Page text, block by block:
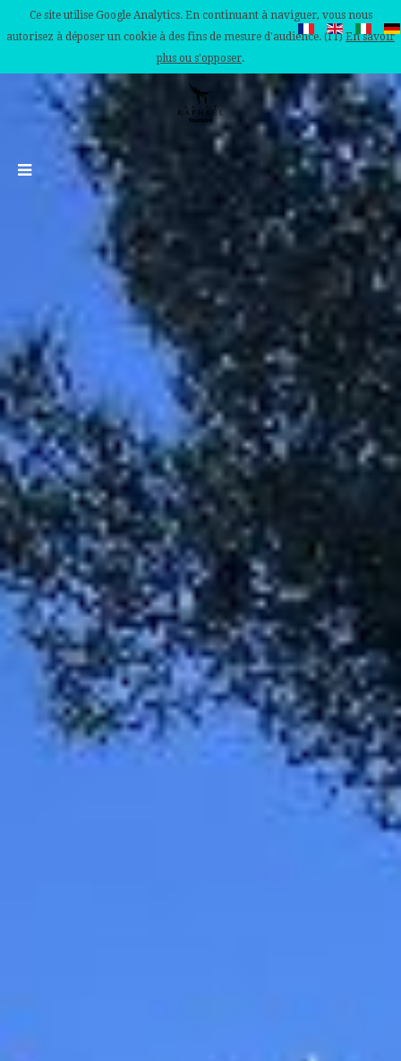
Ce site utilise Google Analytics. En continuant à naviguer, vous nous
autorisez à déposer un cookie à des fins de mesure d'audience. (IT) En savoir
plus ou s'opposer.